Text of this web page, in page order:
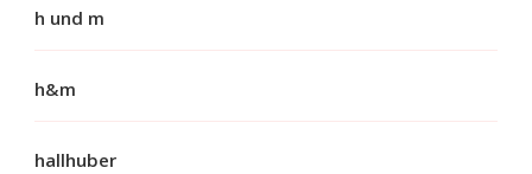
h und m
h&m
hallhuber